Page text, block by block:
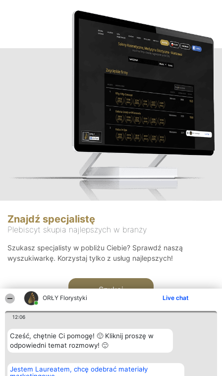
ORŁY Florystyki Live chat
12:06
Cześć, chętnie Ci pomogę! 🙂 Kliknij proszę w
odpowiedni temat rozmowy! 🙂
Jestem Laureatem, chcę odebrać materiały
Znajdź specjalistę
Plebiscyt skupia najlepszych w branży
Szukasz specjalisty w pobliżu Ciebie? Sprawdź naszą
wyszukiwarkę. Korzystaj tylko z usług najlepszych!
Szukaj
Organizator plebiscytu
Bright Side Solutions sp. z o.
Plebiscyt
Laureaci
Kontakt
Kontakt